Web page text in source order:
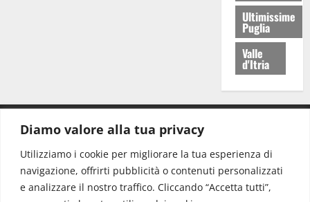
Diamo valore alla tua privacy
Utilizziamo i cookie per migliorare la tua esperienza di
navigazione, offrirti pubblicità o contenuti personalizzati
e analizzare il nostro traffico. Cliccando “Accetta tutti”,
Ultimissime
Puglia
Valle
d'Itria
Redazione: redazione@www.martinasera.it
Direttore:direttore@www.martinasera.it